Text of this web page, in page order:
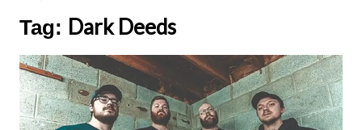
Tag: Dark Deeds